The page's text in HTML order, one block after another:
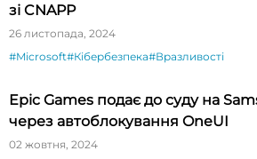
зі CNAPP
26 листопада, 2024
#Microsoft#Кібербезпека#Вразливості
Epic Games подає до суду на
через автоблокування OneUI
02 жовтня, 2024